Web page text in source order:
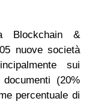
Blockchain &
nuove società
sui
(20%
percentuale di